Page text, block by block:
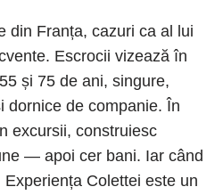
din Franța, cazuri ca al lui
Escrocii vizează în
și 75 de ani, singure,
dornice de companie. În
excursii, construiesc
— apoi cer bani. Iar când
Colettei este un